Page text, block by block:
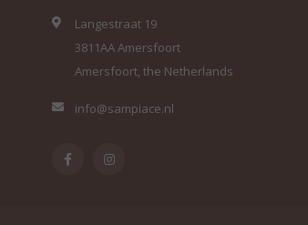
Langestraat 19
3811AA Amersfoort
Amersfoort, the Netherlands
info@sampiace.nl